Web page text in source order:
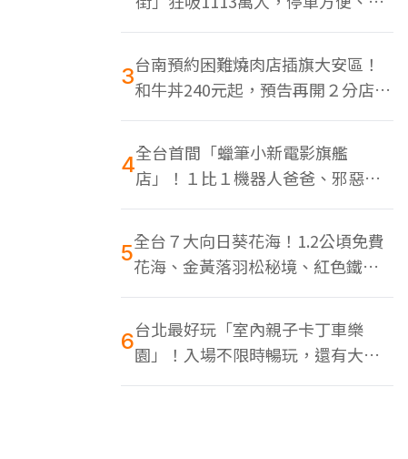
色美食多
3台南預約困難燒肉店插旗大安區！
和牛丼240元起，預告再開２分店、
地點曝光
4全台首間「蠟筆小新電影旗艦
店」！１比１機器人爸爸、邪惡正
男，百款周邊買翻
5全台７大向日葵花海！1.2公頃免費
花海、金黃落羽松秘境、紅色鐵橋
同框
6台北最好玩「室內親子卡丁車樂
園」！入場不限時暢玩，還有大螢
幕Switch遊戲區